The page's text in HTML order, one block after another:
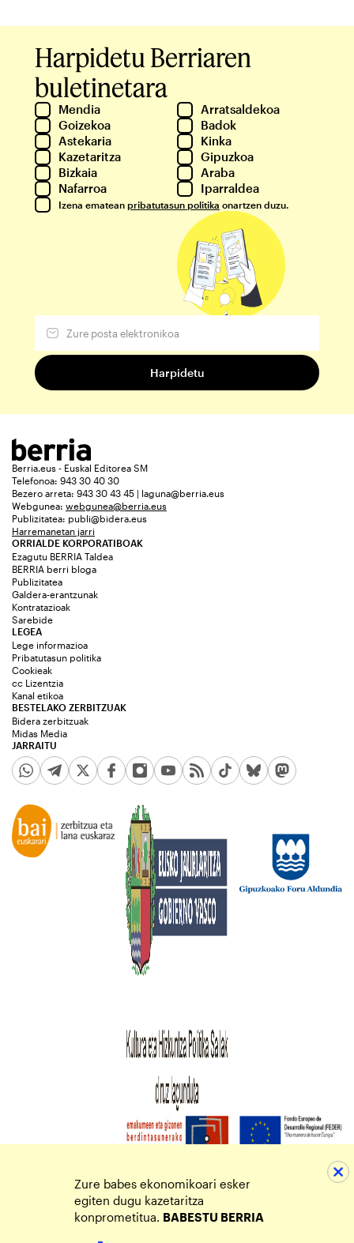
Harpidetu Berriaren
buletinetara
Mendia
Arratsaldekoa
Goizekoa
Badok
Astekaria
Kinka
Kazetaritza
Gipuzkoa
Bizkaia
Araba
Nafarroa
Iparraldea
Izena ematean pribatutasun politika onartzen duzu.
Berria.eus - Euskal Editorea SM
Telefonoa: 943 30 40 30
Bezero arreta: 943 30 43 45 | laguna@berria.eus
Webgunea: webgunea@berria.eus
Publizitatea: publi@bidera.eus
Harremanetan jarri
ORRIALDE KORPORATIBOAK
Ezagutu BERRIA Taldea
BERRIA berri bloga
Publizitatea
Galdera-erantzunak
Kontratazioak
Sarebide
JARRAITU
LEGEA
Lege informazioa
Pribatutasun politika
Cookieak
cc Lizentzia
Kanal etikoa
BESTELAKO ZERBITZUAK
Bidera zerbitzuak
Midas Media
Zure babes ekonomikoari esker
egiten dugu kazetaritza
konprometitua. BABESTU BERRIA